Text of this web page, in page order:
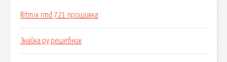
Ritmix rmd 721 прошивка
Знайка ру решебник